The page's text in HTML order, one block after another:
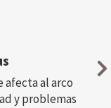
desviación
la marcha y la